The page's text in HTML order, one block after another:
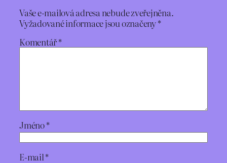
Vaše e-mailová adresa nebude zveřejněna.
Vyžadované informace jsou označeny*
Komentář*
Jméno*
E-mail*